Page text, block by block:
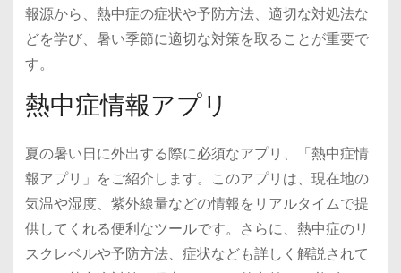
報源から、熱中症の症状や予防方法、適切な対処法な
どを学び、暑い季節に適切な対策を取ることが重要で
す。
熱中症情報アプリ
夏の暑い日に外出する際に必須なアプリ、「熱中症情
報アプリ」をご紹介します。このアプリは、現在地の
気温や湿度、紫外線量などの情報をリアルタイムで提
供してくれる便利なツールです。さらに、熱中症のリ
スクレベルや予防方法、症状なども詳しく解説されて